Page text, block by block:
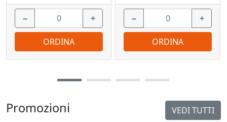
Promozioni VEDI TUTTI
− +
ORDINA
− +
ORDINA